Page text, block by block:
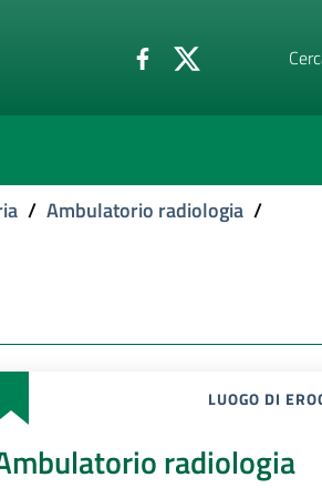
/ Ambulatorio radiologia /
LUOGO DI
radiologia